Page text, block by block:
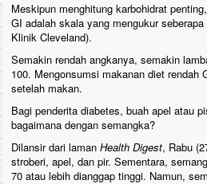
Meskipun menghitung karbohidrat
GI adalah skala yang mengukur
Klinik Cleveland).
Semakin rendah angkanya, semakin
100. Mengonsumsi makanan diet rendah
setelah makan.
Bagi penderita diabetes, buah apel atau
bagaimana dengan semangka?
Dilansir dari laman Health Digest, Rabu
stroberi, apel, dan pir. Sementara,
70 atau lebih dianggap tinggi. Namun,